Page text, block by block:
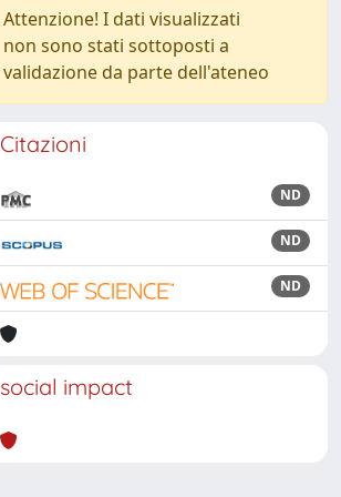
Attenzione! I dati visualizzati
non sono stati sottoposti a
validazione da parte dell'ateneo
Citazioni
ND
ND
ND
social impact